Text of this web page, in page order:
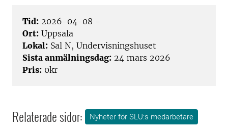
Tid: 2026-04-08 -
Ort: Uppsala
Lokal: Sal N, Undervisningshuset
Sista anmälningsdag: 24 mars 2026
Pris: 0kr
Relaterade sidor: Nyheter för SLU:s medarbetare